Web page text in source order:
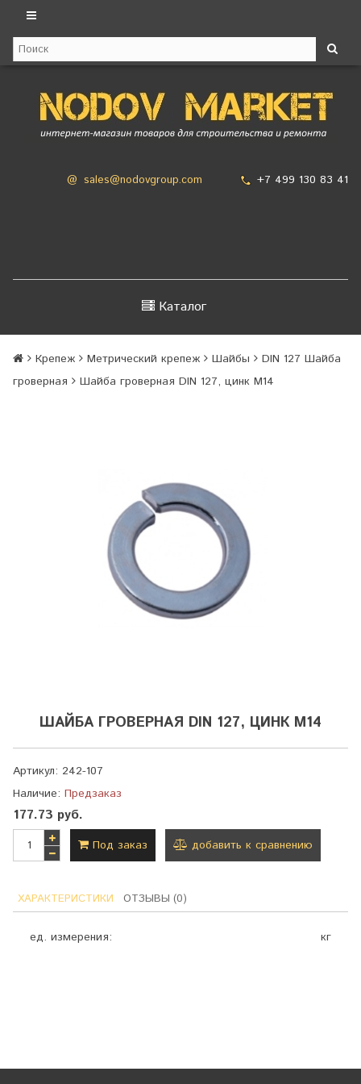
@ sales@nodovgroup.com +7 499 130 83 41
Каталог
Крепеж Метрический крепеж Шайбы
DIN 127 Шайба
гроверная
Шайба гроверная DIN 127, цинк М14
ШАЙБА ГРОВЕРНАЯ DIN 127, ЦИНК М14
Артикул: 242-107
Наличие: Предзаказ
177.73 руб.
Под заказ добавить к сравнению
ХАРАКТЕРИСТИКИ ОТЗЫВЫ (0)
ед. измерения: кг